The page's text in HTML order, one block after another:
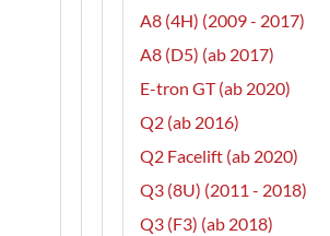
A8 (4H) (2009 - 2017)
A8 (D5) (ab 2017)
E-tron GT (ab 2020)
Q2 (ab 2016)
Q2 Facelift (ab 2020)
Q3 (8U) (2011 - 2018)
Q3 (F3) (ab 2018)